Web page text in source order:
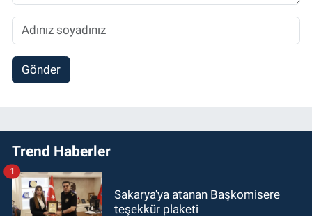
Gönder
Trend Haberler
Sakarya'ya atanan Başkomisere
teşekkür plaketi
1